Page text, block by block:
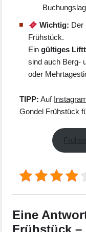
Wichtig: Der
Frühstück.
Eingültiges
sind auch Berg-
oder
TIPP: Auf
Gondel Frühstück
Eine